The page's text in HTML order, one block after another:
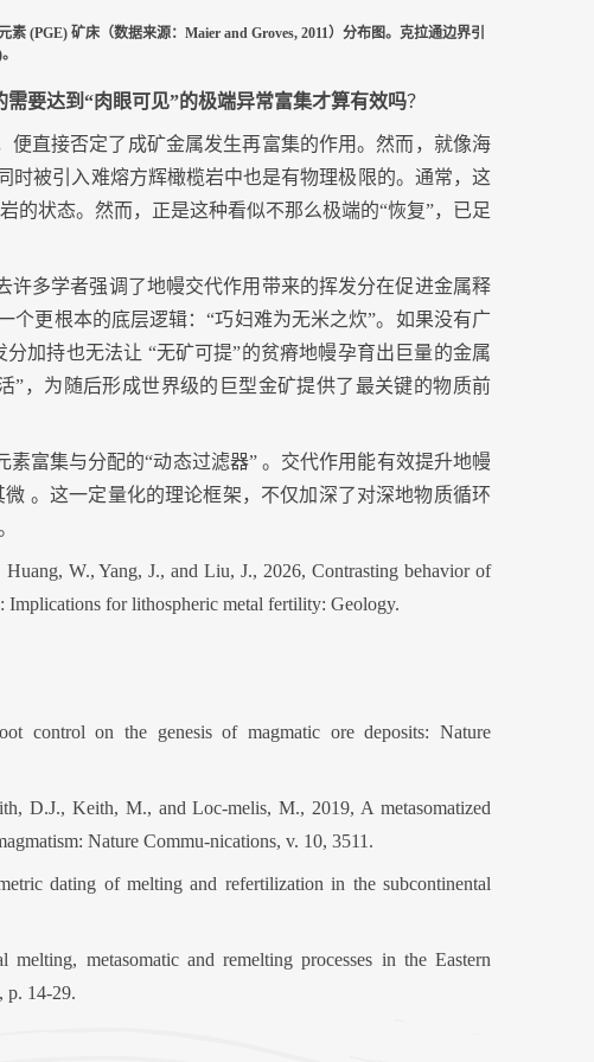
(PGE) 矿床（数据来源：Maier and Groves, 2011）分布图。克拉通边界引
要达到“肉眼可见”的极端异常富集才算有效吗？
直接否定了成矿金属发生再富集的作用。然而，就像海
被引入难熔方辉橄榄岩中也是有物理极限的。通常，这
的状态。然而，正是这种看似不那么极端的“恢复”，已足
许多学者强调了地幔交代作用带来的挥发分在促进金属释
更根本的底层逻辑：“巧妇难为无米之炊”。如果没有广
分加持也无法让 “无矿可提”的贫瘠地幔孕育出巨量的金属
”，为随后形成世界级的巨型金矿提供了最关键的物质前
素富集与分配的“动态过滤器” 。交代作用能有效提升地幔
微 。这一定量化的理论框架，不仅加深了对深地物质循环
Huang, W., Yang, J., and Liu, J., 2026, Contrasting behavior of
Implications for lithospheric metal fertility: Geology.
control on the genesis of magmatic ore deposits: Nature
D.J., Keith, M., and Loc-melis, M., 2019, A metasomatized
Nature Commu-nications, v. 10, 3511.
dating of melting and refertilization in the subcontinental
metasomatic and remelting processes in the Eastern
p. 14-29.